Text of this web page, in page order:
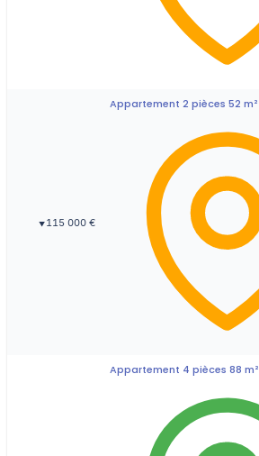
▼ 115 000 €
Appartement 2 pièces 52 m²
Appartement 4 pièces 88 m²